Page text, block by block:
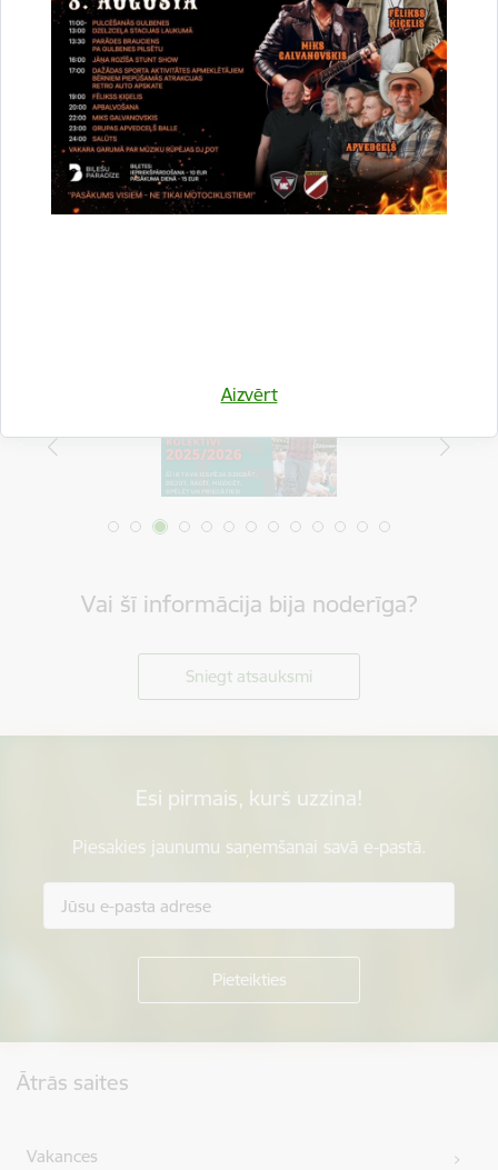
Aizvērt
2009. gada Gulbenes novada
domes sēžu darba kārtība
Drukāt lapu
Dalīties
Vai šī informācija bija noderīga?
Sniegt atsauksmi
Esi pirmais, kurš uzzina!
Piesakies jaunumu saņemšanai savā e-pastā.
Ātrās saites
Vakances